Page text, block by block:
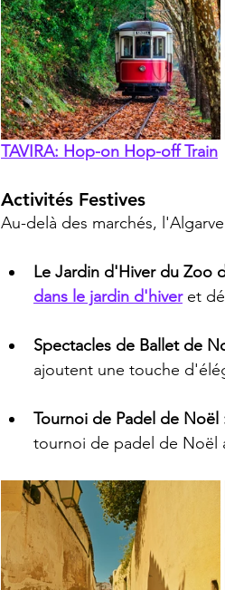
TAVIRA: Hop-on Hop-off Train
Activités Festives
Au-delà des marchés,
Le Jardin d'Hiver du Zoo
dans le jardin d'hiver et
Spectacles de Ballet de
ajoutent une touche
Tournoi de Padel de Noël
tournoi de padel de Noël